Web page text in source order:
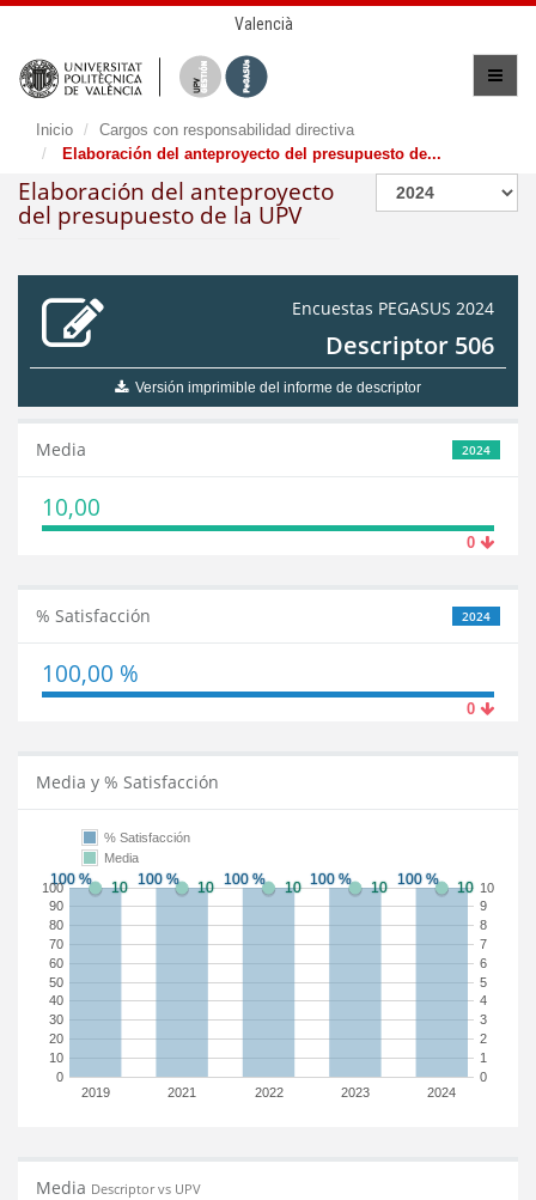
Valencià
Inicio
Cargos con responsabilidad directiva
Elaboración del anteproyecto del presupuesto de...
Elaboración del anteproyecto
del presupuesto de la UPV
Encuestas PEGASUS 2024
Descriptor 506
Versión imprimible del informe de descriptor
2024
Media
10,00
0
2024
% Satisfacción
100,00 %
0
Media y % Satisfacción
2019 2021 2022 2023 2024
0
10
20
30
40
50
60
70
80
90
100
0
1
2
3
4
5
6
7
8
9
10
% Satisfacción
Media
Media Descriptor vs UPV